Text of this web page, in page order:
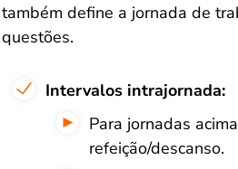
também define a jornada de
questões.
Intervalos intrajornada:
Para jornadas
refeição/descanso.